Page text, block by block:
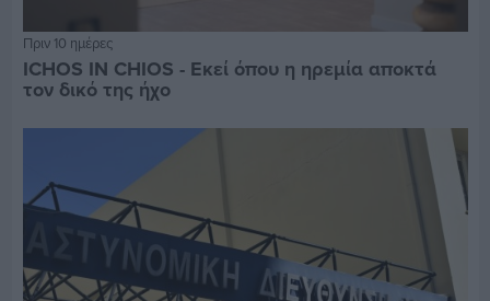
Πριν 10 ημέρες
ICHOS IN CHIOS - Εκεί όπου η ηρεμία αποκτά
τον δικό της ήχο